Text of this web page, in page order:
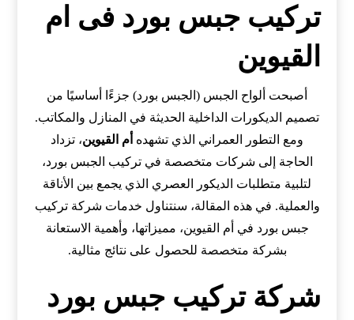
تركيب جبس بورد فى ام
القيوين
أصبحت ألواح الجبس (الجبس بورد) جزءًا أساسيًا من
تصميم الديكورات الداخلية الحديثة في المنازل والمكاتب.
ومع التطور العمراني الذي تشهده أم القيوين، تزداد
الحاجة إلى شركات متخصصة في تركيب الجبس بورد،
لتلبية متطلبات الديكور العصري الذي يجمع بين الأناقة
والعملية. في هذه المقالة، سنتناول خدمات شركة تركيب
جبس بورد في أم القيوين، مميزاتها، وأهمية الاستعانة
بشركة متخصصة للحصول على نتائج مثالية.
شركة تركيب جبس بورد